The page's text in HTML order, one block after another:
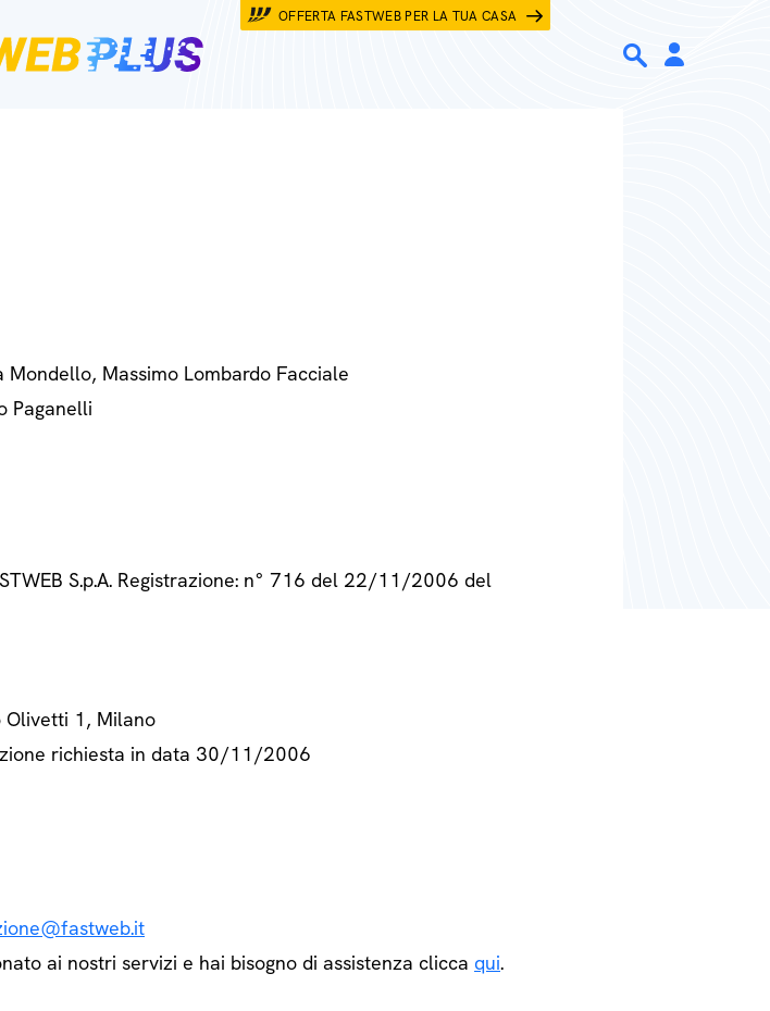
OFFERTA FASTWEB PER LA TUA CASA
Mondello, Massimo Lombardo Facciale
Paganelli
S.p.A. Registrazione: n° 716 del 22/11/2006 del
Olivetti 1, Milano
richiesta in data 30/11/2006
ai nostri servizi e hai bisogno di assistenza clicca qui.